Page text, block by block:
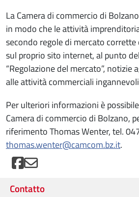
La Camera di commercio di
in modo che le attività
secondo regole di mercato corrette
sul proprio sito internet, al punto
“Regolazione del mercato”, notizie
alle attività commerciali
Per ulteriori informazioni è
Camera di commercio di Bolzano,
riferimento Thomas Wenter, tel.
thomas.wenter@camcom.bz.it.
Contatto